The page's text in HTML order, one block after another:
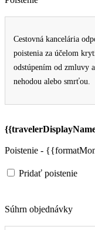
Cestovná kancelária
poistenia za účelom
odstúpením od zmluvy
nehodou alebo smrťou.
Poistenie -
Pridať poistenie
Súhrn objednávky